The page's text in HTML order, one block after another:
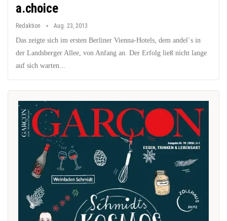
a.choice
Redaktion Aug. 23, 2013
Das zeigte sich im ersten Berliner Vienna-Hotels, dem andel`s in
der Landsberger Allee, von Anfang an. Der Erfolg ließ nicht lange
auf sich warten...